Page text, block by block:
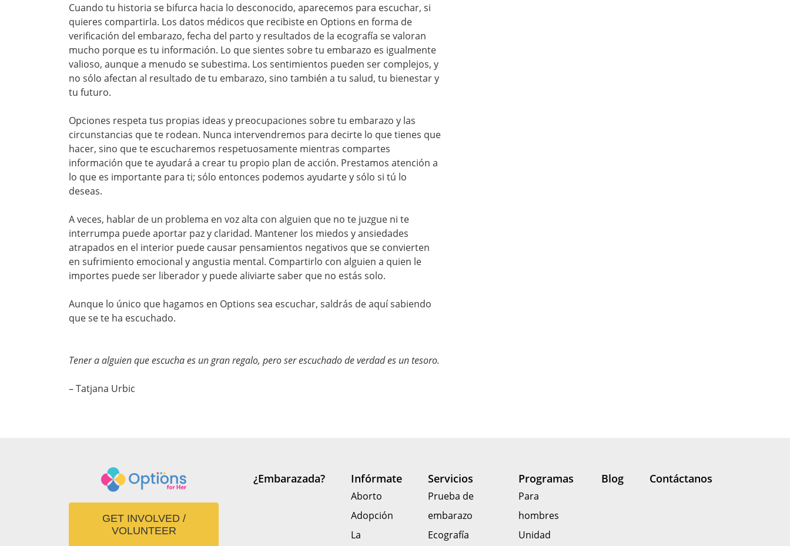
Cuando tu historia se bifurca hacia lo desconocido, aparecemos para escuchar, si
quieres compartirla. Los datos médicos que recibiste en Options en forma de
verificación del embarazo, fecha del parto y resultados de la ecografía se valoran
mucho porque es tu información. Lo que sientes sobre tu embarazo es igualmente
valioso, aunque a menudo se subestima. Los sentimientos pueden ser complejos, y
no sólo afectan al resultado de tu embarazo, sino también a tu salud, tu bienestar y
tu futuro.
Opciones respeta tus propias ideas y preocupaciones sobre tu embarazo y las
circunstancias que te rodean. Nunca intervendremos para decirte lo que tienes que
hacer, sino que te escucharemos respetuosamente mientras compartes
información que te ayudará a crear tu propio plan de acción. Prestamos atención a
lo que es importante para ti; sólo entonces podemos ayudarte y sólo si tú lo
deseas.
A veces, hablar de un problema en voz alta con alguien que no te juzgue ni te
interrumpa puede aportar paz y claridad. Mantener los miedos y ansiedades
atrapados en el interior puede causar pensamientos negativos que se convierten
en sufrimiento emocional y angustia mental. Compartirlo con alguien a quien le
importes puede ser liberador y puede aliviarte saber que no estás solo.
Aunque lo único que hagamos en Options sea escuchar, saldrás de aquí sabiendo
que se te ha escuchado.
Tener a alguien que escucha es un gran regalo, pero ser escuchado de verdad es un tesoro.
– Tatjana Urbic
GET INVOLVED /
VOLUNTEER
¿Embarazada? Infórmate
Aborto
Adopción
La
Servicios
Prueba de
embarazo
Ecografía
Programas
Para
hombres
Unidad
Blog Contáctanos